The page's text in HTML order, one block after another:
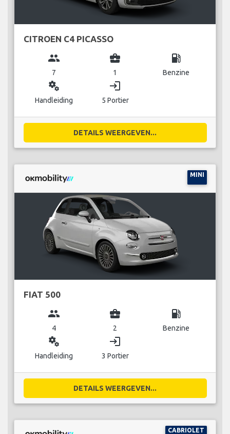
CITROEN C4 PICASSO
group
7
business_center
1
local_gas_station
Benzine
miscellaneous_services
Handleiding
login
5 Portier
DETAILS WEERGEVEN...
MINI
FIAT 500
group
4
business_center
2
local_gas_station
Benzine
miscellaneous_services
Handleiding
login
3 Portier
DETAILS WEERGEVEN...
CABRIOLET